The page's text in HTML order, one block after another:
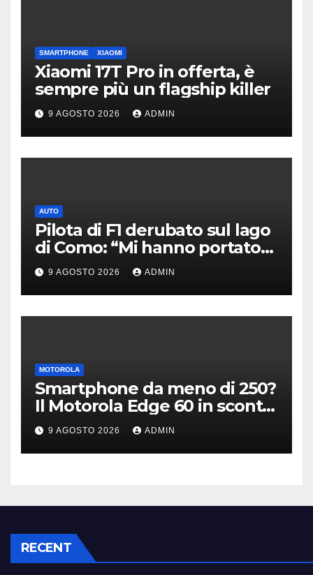
SMARTPHONE XIAOMI
Xiaomi 17T Pro in offerta, è
sempre più un flagship killer
9 AGOSTO 2026 ADMIN
AUTO
Pilota di F1 derubato sul lago
di Como: “Mi hanno portato
via tutto”
9 AGOSTO 2026 ADMIN
MOTOROLA
Smartphone da meno di 250?
Il Motorola Edge 60 in sconto
su Amazon è il modello
giusto
9 AGOSTO 2026 ADMIN
RECENT